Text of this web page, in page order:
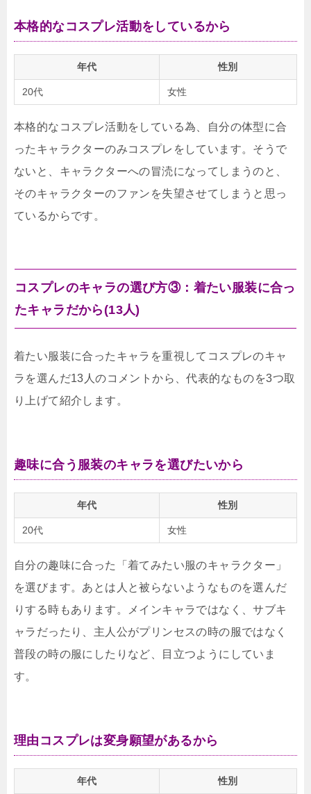
本格的なコスプレ活動をしているから
年代 性別
20代 女性
本格的なコスプレ活動をしている為、自分の体型に合
ったキャラクターのみコスプレをしています。そうで
ないと、キャラクターへの冒涜になってしまうのと、
そのキャラクターのファンを失望させてしまうと思っ
ているからです。
コスプレのキャラの選び方③：着たい服装に合っ
たキャラだから(13人)
着たい服装に合ったキャラを重視してコスプレのキャ
ラを選んだ13人のコメントから、代表的なものを3つ取
り上げて紹介します。
趣味に合う服装のキャラを選びたいから
年代 性別
20代 女性
自分の趣味に合った「着てみたい服のキャラクター」
を選びます。あとは人と被らないようなものを選んだ
りする時もあります。メインキャラではなく、サブキ
ャラだったり、主人公がプリンセスの時の服ではなく
普段の時の服にしたりなど、目立つようにしていま
す。
理由コスプレは変身願望があるから
年代 性別